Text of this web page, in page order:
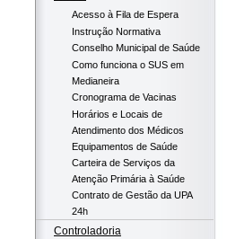
Acesso à Fila de Espera
Instrução Normativa
Conselho Municipal de Saúde
Como funciona o SUS em
Medianeira
Cronograma de Vacinas
Horários e Locais de
Atendimento dos Médicos
Equipamentos de Saúde
Carteira de Serviços da
Atenção Primária à Saúde
Contrato de Gestão da UPA
24h
Controladoria